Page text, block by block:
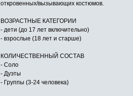
откровенных/вызывающих костюмов.
ВОЗРАСТНЫЕ КАТЕГОРИИ
- дети (до 17 лет включительно)
- взрослые (18 лет и старше)
КОЛИЧЕСТВЕННЫЙ СОСТАВ
- Соло
- Дуэты
- Группы (3-24 человека)